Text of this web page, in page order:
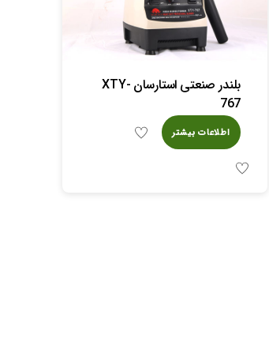
بلندر صنعتی استارسان XTY-
767
اطلاعات بیشتر